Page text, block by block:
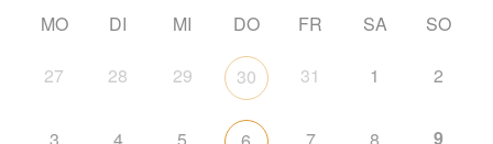
MO DI MI DO FR SA SO
27 28 29 30 31 1 2
9